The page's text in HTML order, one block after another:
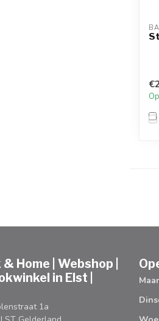
Home | Webshop |
in Elst |
1a